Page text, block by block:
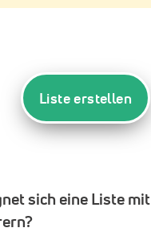
Liste erstellen
sich eine Liste mit